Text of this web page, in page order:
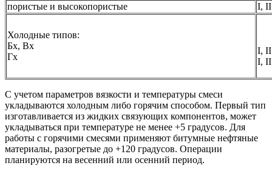
пористые и высокопористые I, II
Холодные типов:
Бх, Вх
Гх
I, II
I, II
С учетом параметров вязкости и температуры смеси
укладываются холодным либо горячим способом. Первый тип
изготавливается из жидких связующих компонентов, может
укладываться при температуре не менее +5 градусов. Для
работы с горячими смесями применяют битумные нефтяные
материалы, разогретые до +120 градусов. Операции
планируются на весенний или осенний период.